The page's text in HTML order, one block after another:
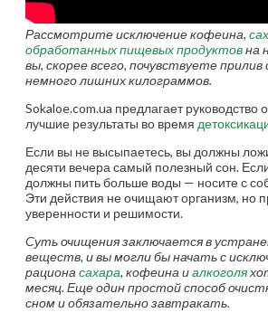
Рассмотрите исключение кофеина,
обработанных пищевых продуктовна
вы, скорее всего, почувствуете
немного лишних килограммов.
Sokaloe.com.ua предлагает руководство
лучшие результаты во время
Если вы не высыпаетесь, вы должны
десяти вечера самый полезный сон.
должны пить больше воды — носите с
Эти действия не очищают организм, но
уверенности и решимости.
Суть очищения заключается в
веществ, и вы могли бы начать с
рациона сахара, кофеина иалкоголя
месяц. Еще один простой способ
сном и обязательно завтракать.